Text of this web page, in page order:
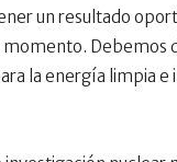
un resultado
Debemos
la energía limpia